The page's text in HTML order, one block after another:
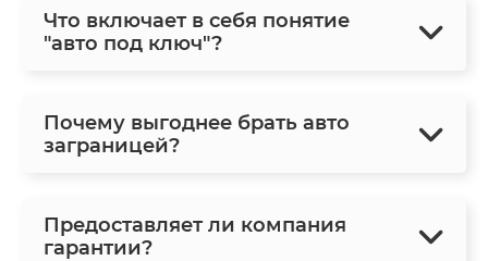
Что включает в себя понятие
"авто под ключ"?
Почему выгоднее брать авто
заграницей?
Предоставляет ли компания
гарантии?